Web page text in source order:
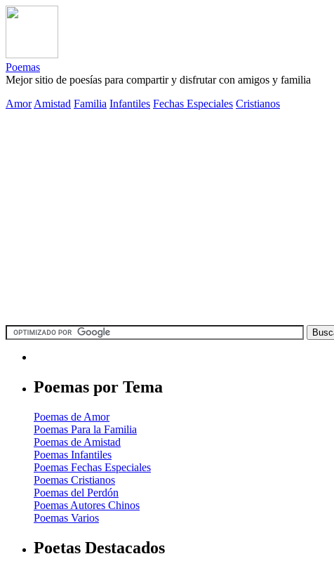
Poemas
Mejor sitio de poesías para compartir y disfrutar con amigos y familia
Amor Amistad Familia Infantiles Fechas Especiales Cristianos
Poemas por Tema
Poemas de Amor
Poemas Para la Familia
Poemas de Amistad
Poemas Infantiles
Poemas Fechas Especiales
Poemas Cristianos
Poemas del Perdón
Poemas Autores Chinos
Poemas Varios
Poetas Destacados